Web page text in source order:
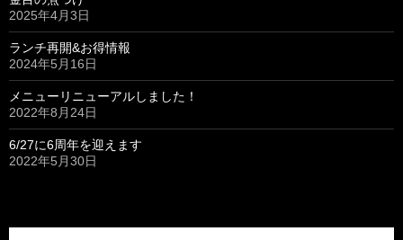
2025年4月3日
ランチ再開&お得情報
2024年5月16日
メニューリニューアルしました！
2022年8月24日
6/27に6周年を迎えます
2022年5月30日